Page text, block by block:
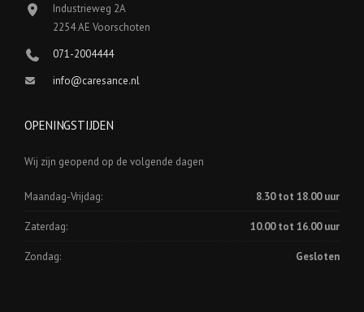
Industrieweg 2A
2254 AE Voorschoten
071-2004444
info@caresance.nl
OPENINGSTIJDEN
Wij zijn geopend op de volgende dagen
Maandag-Vrijdag: 8.30 tot 18.00 uur
Zaterdag: 10.00 tot 16.00 uur
Zondag: Gesloten